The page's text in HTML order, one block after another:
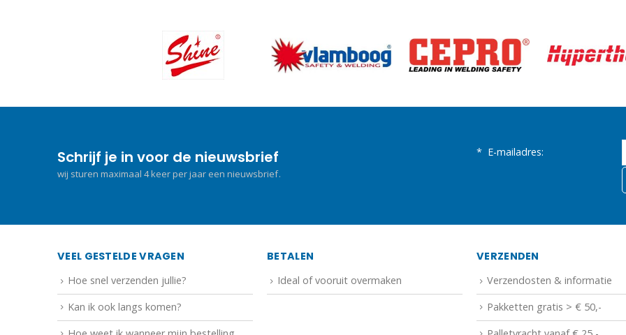
Schrijf je in voor de nieuwsbrief
wij sturen maximaal 4 keer per jaar een nieuwsbrief.
* E-mailadres:
VEEL GESTELDE VRAGEN
Hoe snel verzenden jullie?
Kan ik ook langs komen?
BETALEN
Ideal of vooruit overmaken
VERZENDEN
Verzendosten & informatie
Pakketten gratis > € 50,-